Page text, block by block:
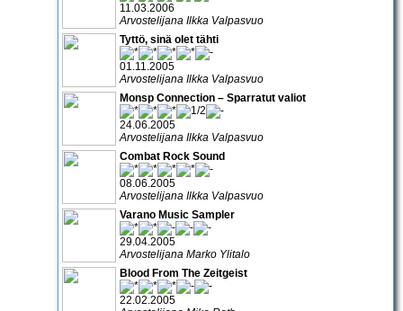
11.03.2006
Arvostelijana Ilkka Valpasvuo
Tyttö, sinä olet tähti
01.11.2005
Arvostelijana Ilkka Valpasvuo
Monsp Connection – Sparratut valiot
24.06.2005
Arvostelijana Ilkka Valpasvuo
Combat Rock Sound
08.06.2005
Arvostelijana Ilkka Valpasvuo
Varano Music Sampler
29.04.2005
Arvostelijana Marko Ylitalo
Blood From The Zeitgeist
22.02.2005